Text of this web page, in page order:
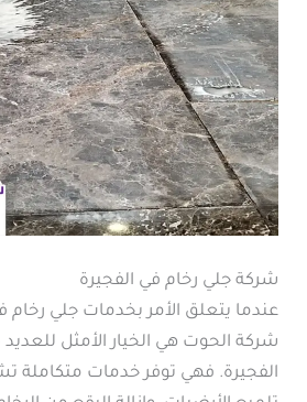
شركة جلي رخام في الفجيرة
عندما يتعلق الأمر بخدمات جلي رخام
شركة الحوت هي الخيار الأمثل
الفجيرة. فهي توفر خدمات متكاملة